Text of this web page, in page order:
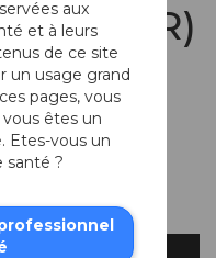
(EN-FR)
unique
unique.
aux
et à leurs
de ce site
un usage grand
pages, vous
êtes un
Etes-vous un
santé ?